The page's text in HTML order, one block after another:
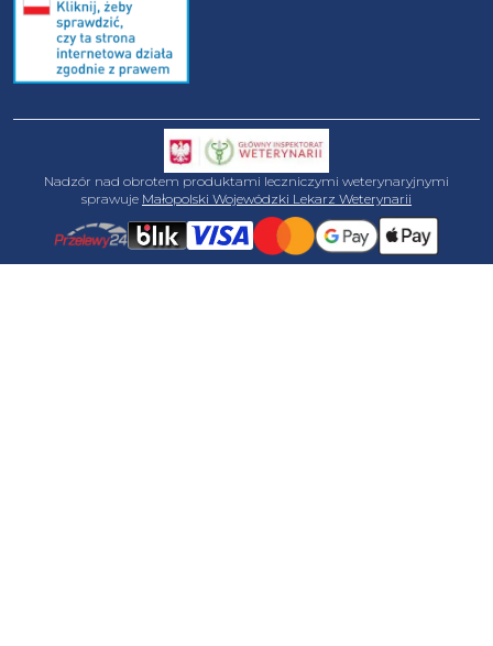
Nadzór nad obrotem produktami leczniczymi weterynaryjnymi
sprawuje Małopolski Wojewódzki Lekarz Weterynarii